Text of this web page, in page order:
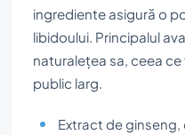
ingrediente asigură o
libidoului. Principalul
naturalețea sa, ceea
public larg.
Extract de